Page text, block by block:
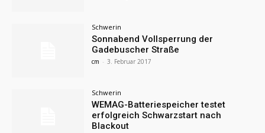
Schwerin
Sonnabend Vollsperrung der
Gadebuscher Straße
cm - 3. Februar 2017
Schwerin
WEMAG-Batteriespeicher testet
erfolgreich Schwarzstart nach
Blackout